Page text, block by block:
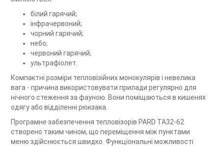
білий гарячий;
інфрачервоний;
чорний гарячий;
небо;
червоний гарячий;
ультрафіолет.
Компактні розміри тепловізійних монокулярів і невелика
вага - причина використовувати прилади регулярно для
нічного стеження за фауною. Вони поміщаються в кишенях
одягу або відділенні рюкзака.
Програмне забезпечення тепловізорів PARD TA32-62
створено таким чином, що переміщення між пунктами
меню здійснюється швидко. Функціональні можливості